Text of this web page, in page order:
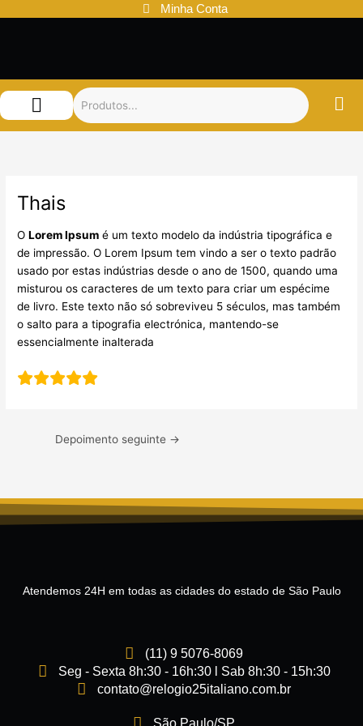
Minha Conta
Thais
OLorem Ipsum é um texto modelo da indústria tipográfica e
de impressão. O Lorem Ipsum tem vindo a ser o texto padrão
usado por estas indústrias desde o ano de 1500, quando uma
misturou os caracteres de um texto para criar um espécime
de livro. Este texto não só sobreviveu 5 séculos, mas também
o salto para a tipografia electrónica, mantendo-se
essencialmente inalterada
Depoimento seguinte →
Atendemos 24H em todas as cidades do estado de São Paulo
(11) 9 5076-8069
Seg - Sexta 8h:30 - 16h:30 l Sab 8h:30 - 15h:30
contato@relogio25italiano.com.br
São Paulo/SP